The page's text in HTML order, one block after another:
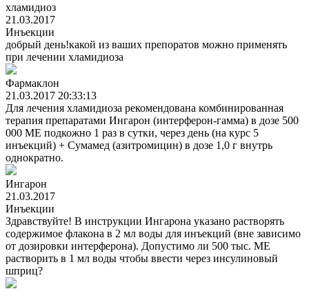
хламидиоз
21.03.2017
Инъекции
добрый день!какой из ваших препоратов можно применять
при лечении хламидиоза
Фармаклон
21.03.2017 20:33:13
Для лечения хламидиоза рекомендована комбинированная
терапия препаратами Ингарон (интерферон-гамма) в дозе 500
000 МЕ подкожно 1 раз в сутки, через день (на курс 5
инъекций) + Сумамед (азитромицин) в дозе 1,0 г внутрь
однократно.
Ингарон
21.03.2017
Инъекции
Здравствуйте! В инструкции Ингарона указано растворять
содержимое флакона в 2 мл воды для инъекций (вне зависимо
от дозировки интерферона). Допустимо ли 500 тыс. ME
растворить в 1 мл воды чтобы ввести через инсулиновый
шприц?